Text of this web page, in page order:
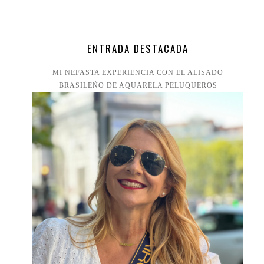
ENTRADA DESTACADA
MI NEFASTA EXPERIENCIA CON EL ALISADO
BRASILEÑO DE AQUARELA PELUQUEROS